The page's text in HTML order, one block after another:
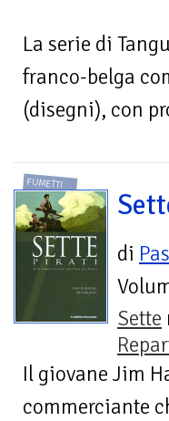
La serie di
franco-belga
(disegni), con
FUMETTI
di
Sette
Il giovane Jim
commerciante